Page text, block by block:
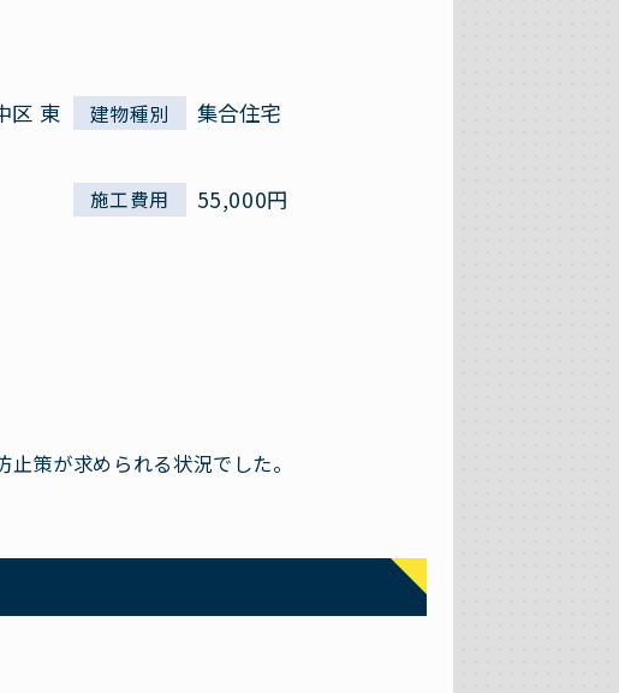
区 東
建物種別 集合住宅
施工費用 55,000円
策が求められる状況でした。